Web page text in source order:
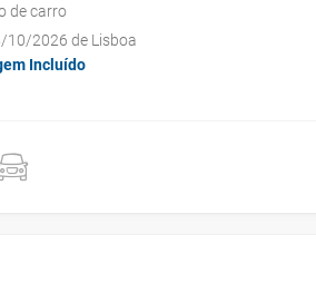
de carro
10/2026 de Lisboa
Incluído